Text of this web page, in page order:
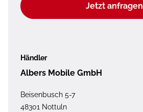
Jetzt anfragen
Händler
Albers Mobile GmbH
Beisenbusch 5-7
48301 Nottuln